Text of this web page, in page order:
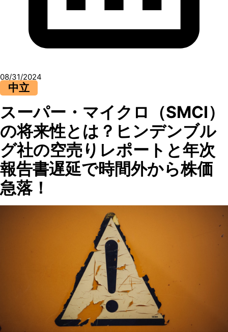
08/31/2024
中立
スーパー・マイクロ（SMCI）
の将来性とは？ヒンデンブル
グ社の空売りレポートと年次
報告書遅延で時間外から株価
急落！